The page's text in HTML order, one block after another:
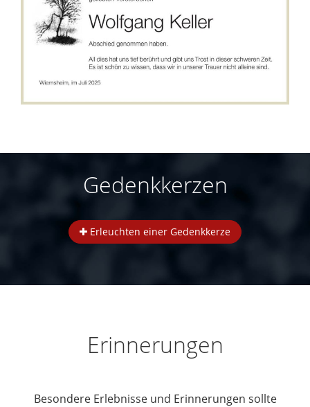
Gedenkkerzen
Erleuchten einer Gedenkkerze
Erinnerungen
Besondere Erlebnisse und Erinnerungen sollte